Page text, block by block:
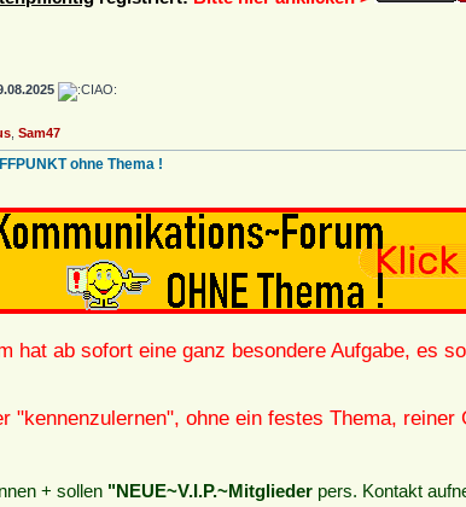
Sam47
ohne Thema !
hat ab sofort eine ganz besondere Aufgabe, es
"kennenzulernen", ohne ein festes Thema, reiner
+ sollen "NEUE~V.I.P.~Mitglieder pers. Kontakt